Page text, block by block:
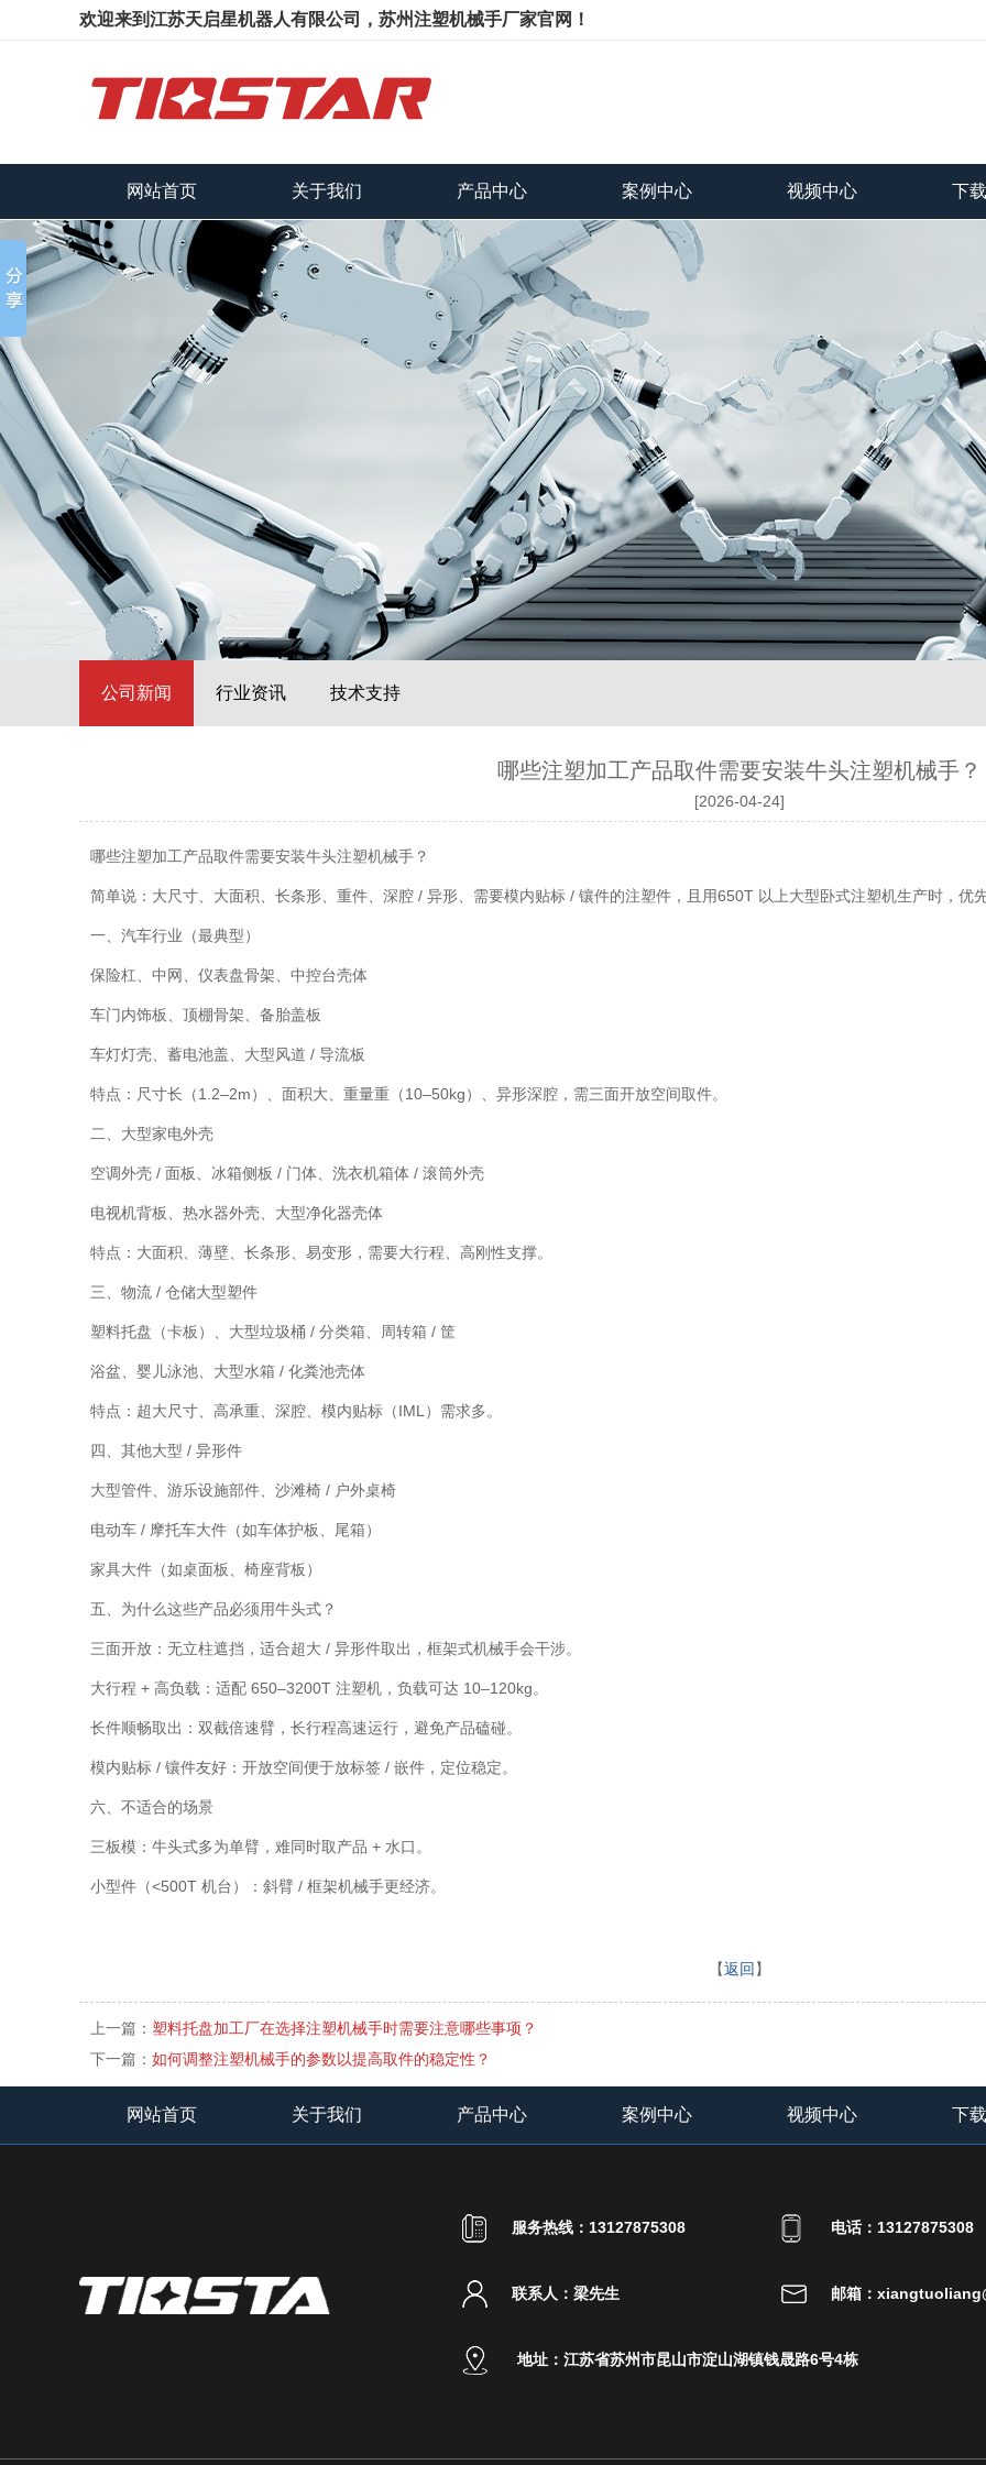
欢迎来到江苏天启星机器人有限公司，苏州注塑机械手厂家官网！
网站首页 关于我们 产品中心 案例中心 视频中心 下
公司新闻 行业资讯 技术支持
哪些注塑加工产品取件需要安装牛头注塑机械手？
[2026-04-24]
哪些注塑加工产品取件需要安装牛头注塑机械手？
简单说：大尺寸、大面积、长条形、重件、深腔 / 异形、需要模内贴标 / 镶件的注塑件，且用650T 以上大型卧式注塑机生产时，优
一、汽车行业（最典型）
保险杠、中网、仪表盘骨架、中控台壳体
车门内饰板、顶棚骨架、备胎盖板
车灯灯壳、蓄电池盖、大型风道 / 导流板
特点：尺寸长（1.2–2m）、面积大、重量重（10–50kg）、异形深腔，需三面开放空间取件。
二、大型家电外壳
空调外壳 / 面板、冰箱侧板 / 门体、洗衣机箱体 / 滚筒外壳
电视机背板、热水器外壳、大型净化器壳体
特点：大面积、薄壁、长条形、易变形，需要大行程、高刚性支撑。
三、物流 / 仓储大型塑件
塑料托盘（卡板）、大型垃圾桶 / 分类箱、周转箱 / 筐
浴盆、婴儿泳池、大型水箱 / 化粪池壳体
特点：超大尺寸、高承重、深腔、模内贴标（IML）需求多。
四、其他大型 / 异形件
大型管件、游乐设施部件、沙滩椅 / 户外桌椅
电动车 / 摩托车大件（如车体护板、尾箱）
家具大件（如桌面板、椅座背板）
五、为什么这些产品必须用牛头式？
三面开放：无立柱遮挡，适合超大 / 异形件取出，框架式机械手会干涉。
大行程 + 高负载：适配 650–3200T 注塑机，负载可达 10–120kg。
长件顺畅取出：双截倍速臂，长行程高速运行，避免产品磕碰。
模内贴标 / 镶件友好：开放空间便于放标签 / 嵌件，定位稳定。
六、不适合的场景
三板模：牛头式多为单臂，难同时取产品 + 水口。
小型件（<500T 机台）：斜臂 / 框架机械手更经济。
【返回 】
上一篇： 塑料托盘加工厂在选择注塑机械手时需要注意哪些事项？
下一篇： 如何调整注塑机械手的参数以提高取件的稳定性？
网站首页 关于我们 产品中心 案例中心 视频中心 下
服务热线：13127875308 电话：13127875308
联系人：梁先生 邮箱：
地址：江苏省苏州市昆山市淀山湖镇钱晟路6号4栋